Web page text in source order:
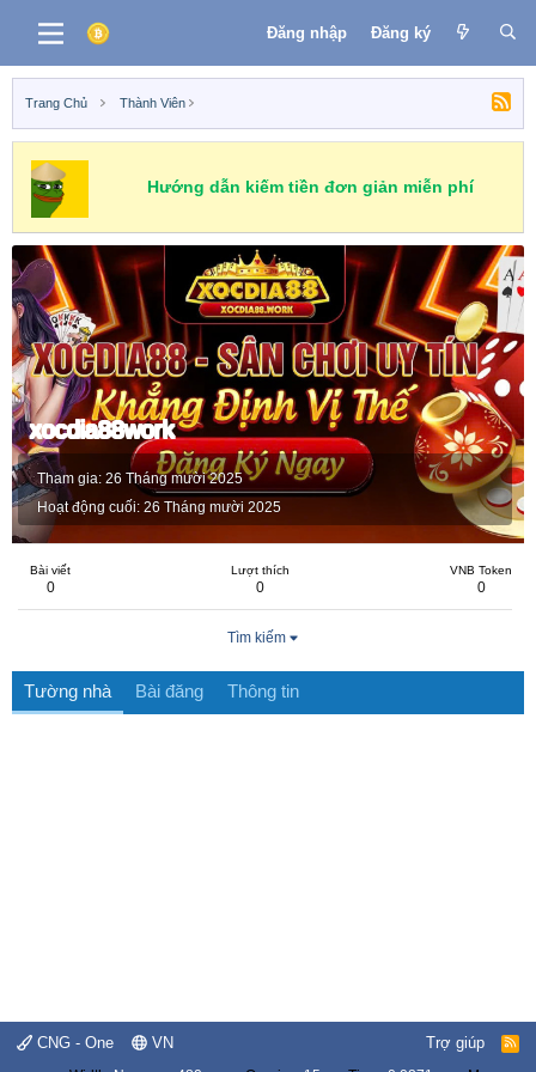
Đăng nhập Đăng ký
Trang Chủ Thành Viên
Hướng dẫn kiếm tiền đơn giản miễn phí
xocdia88work
Tham gia 26 Tháng mười 2025
Hoạt động cuối 26 Tháng mười 2025
Bài viết
0
Lượt thích
0
VNB Token
0
Tìm kiếm
Tường nhà Bài đăng Thông tin
CNG - One VN Trợ giúp
R